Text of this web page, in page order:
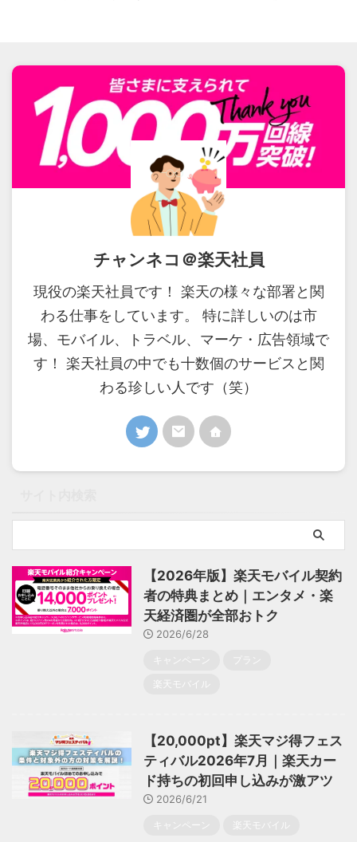
チャンネコ＠楽天社員
現役の楽天社員です！ 楽天の様々な部署と関
わる仕事をしています。 特に詳しいのは市
場、モバイル、トラベル、マーケ・広告領域で
す！ 楽天社員の中でも十数個のサービスと関
わる珍しい人です（笑）
【2026年版】楽天モバイル契約
者の特典まとめ｜エンタメ・楽
天経済圏が全部おトク
2026/6/28
キャンペーン
プラン
楽天モバイル
【20,000pt】楽天マジ得フェス
ティバル2026年7月｜楽天カー
ド持ちの初回申し込みが激アツ
2026/6/21
キャンペーン 楽天モバイル